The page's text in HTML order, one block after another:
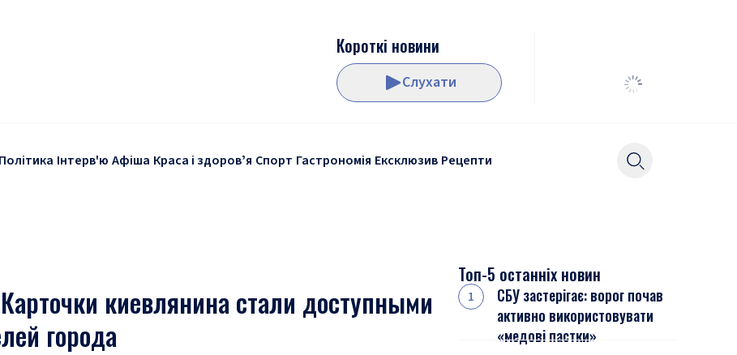
Короткі новини
Слухати
Політика Інтерв'ю Афіша Краса і здоровʼя Спорт Гастрономія Ексклюзив Рецепти
киевлянина стали доступными
города
Топ-5 останніх новин
СБУ застерігає: ворог почав
активно використовувати
«медові пастки»